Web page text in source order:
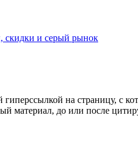
скидки и серый рынок
на страницу, с
материал, до или после